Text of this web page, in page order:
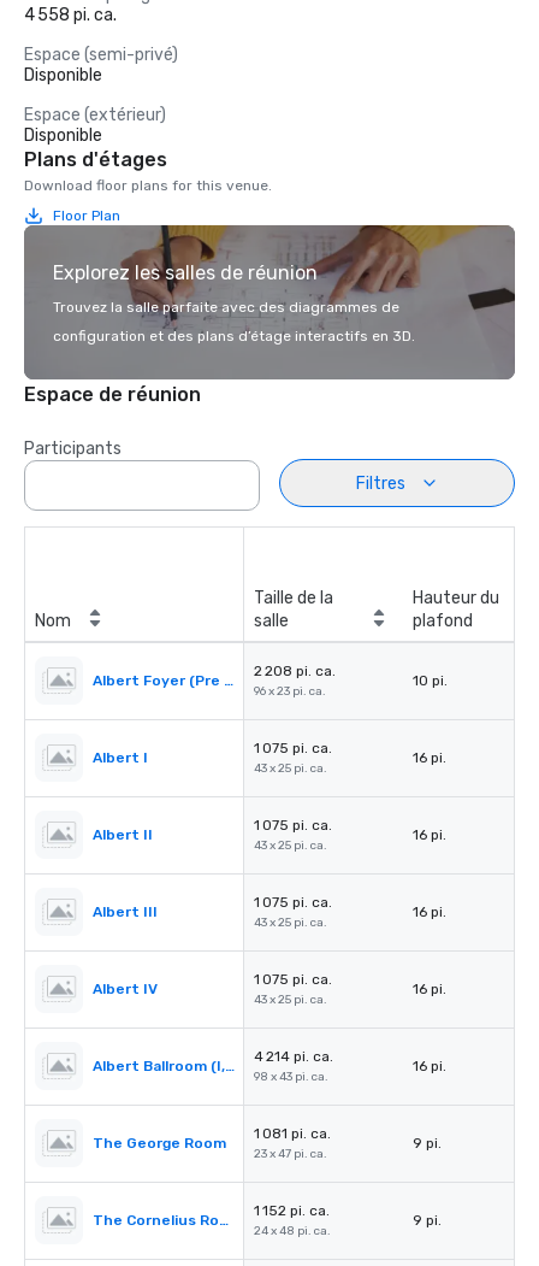
4 558 pi. ca.
Espace (semi-privé)
Disponible
Espace (extérieur)
Disponible
Plans d'étages
Download floor plans for this venue.
Floor Plan
Explorez les salles de réunion
Trouvez la salle parfaite avec des diagrammes de
configuration et des plans d’étage interactifs en 3D.
Espace de réunion
Participants
Filtres
Nom
Taille de la
salle
Hauteur du
plafond
Albert Foyer (Pre Function)
2 208 pi. ca.
96 x 23 pi. ca.
10 pi.
Albert I
1 075 pi. ca.
43 x 25 pi. ca.
16 pi.
Albert II
1 075 pi. ca.
43 x 25 pi. ca.
16 pi.
Albert III
1 075 pi. ca.
43 x 25 pi. ca.
16 pi.
Albert IV
1 075 pi. ca.
43 x 25 pi. ca.
16 pi.
Albert Ballroom (I, II, III & IV)
4 214 pi. ca.
98 x 43 pi. ca.
16 pi.
The George Room
1 081 pi. ca.
23 x 47 pi. ca.
9 pi.
The Cornelius Room
1 152 pi. ca.
24 x 48 pi. ca.
9 pi.